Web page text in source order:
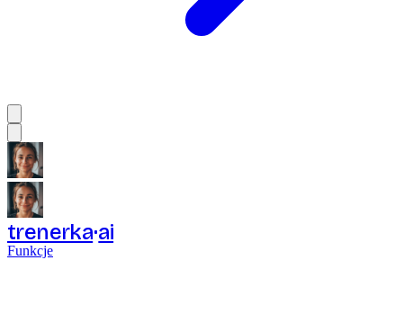
trenerka ai
Funkcje